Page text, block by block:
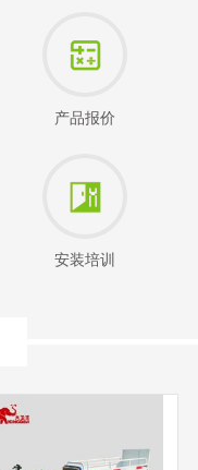
产品报价
安装培训